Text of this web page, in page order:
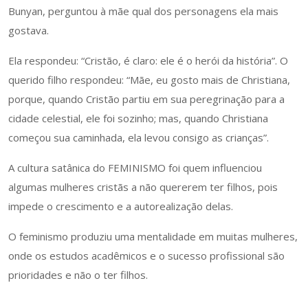
Bunyan, perguntou à mãe qual dos personagens ela mais
gostava.
Ela respondeu: “Cristão, é claro: ele é o herói da história”. O
querido filho respondeu: “Mãe, eu gosto mais de Christiana,
porque, quando Cristão partiu em sua peregrinação para a
cidade celestial, ele foi sozinho; mas, quando Christiana
começou sua caminhada, ela levou consigo as crianças”.
A cultura satânica do FEMINISMO foi quem influenciou
algumas mulheres cristãs a não quererem ter filhos, pois
impede o crescimento e a autorealização delas.
O feminismo produziu uma mentalidade em muitas mulheres,
onde os estudos acadêmicos e o sucesso profissional são
prioridades e não o ter filhos.